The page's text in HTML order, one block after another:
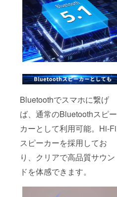
Bluetoothでスマホに繋げ
ば、通常のBluetoothスピー
カーとして利用可能。Hi-Fi
スピーカーを採用してお
り、クリアで高品質サウン
ドを体感できます。